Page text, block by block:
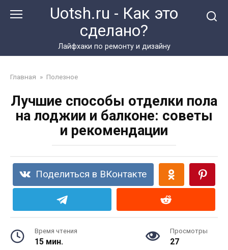
Uotsh.ru - Как это
сделано?
Лайфхаки по ремонту и дизайну
Главная » Полезное
Лучшие способы отделки пола
на лоджии и балконе: советы
и рекомендации
Поделиться в ВКонтакте
Время чтения
15 мин.
Просмотры
27